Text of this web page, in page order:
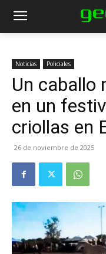
Noticias Policiales
Un caballo
en un
criollas en
26 de noviembre de 2025